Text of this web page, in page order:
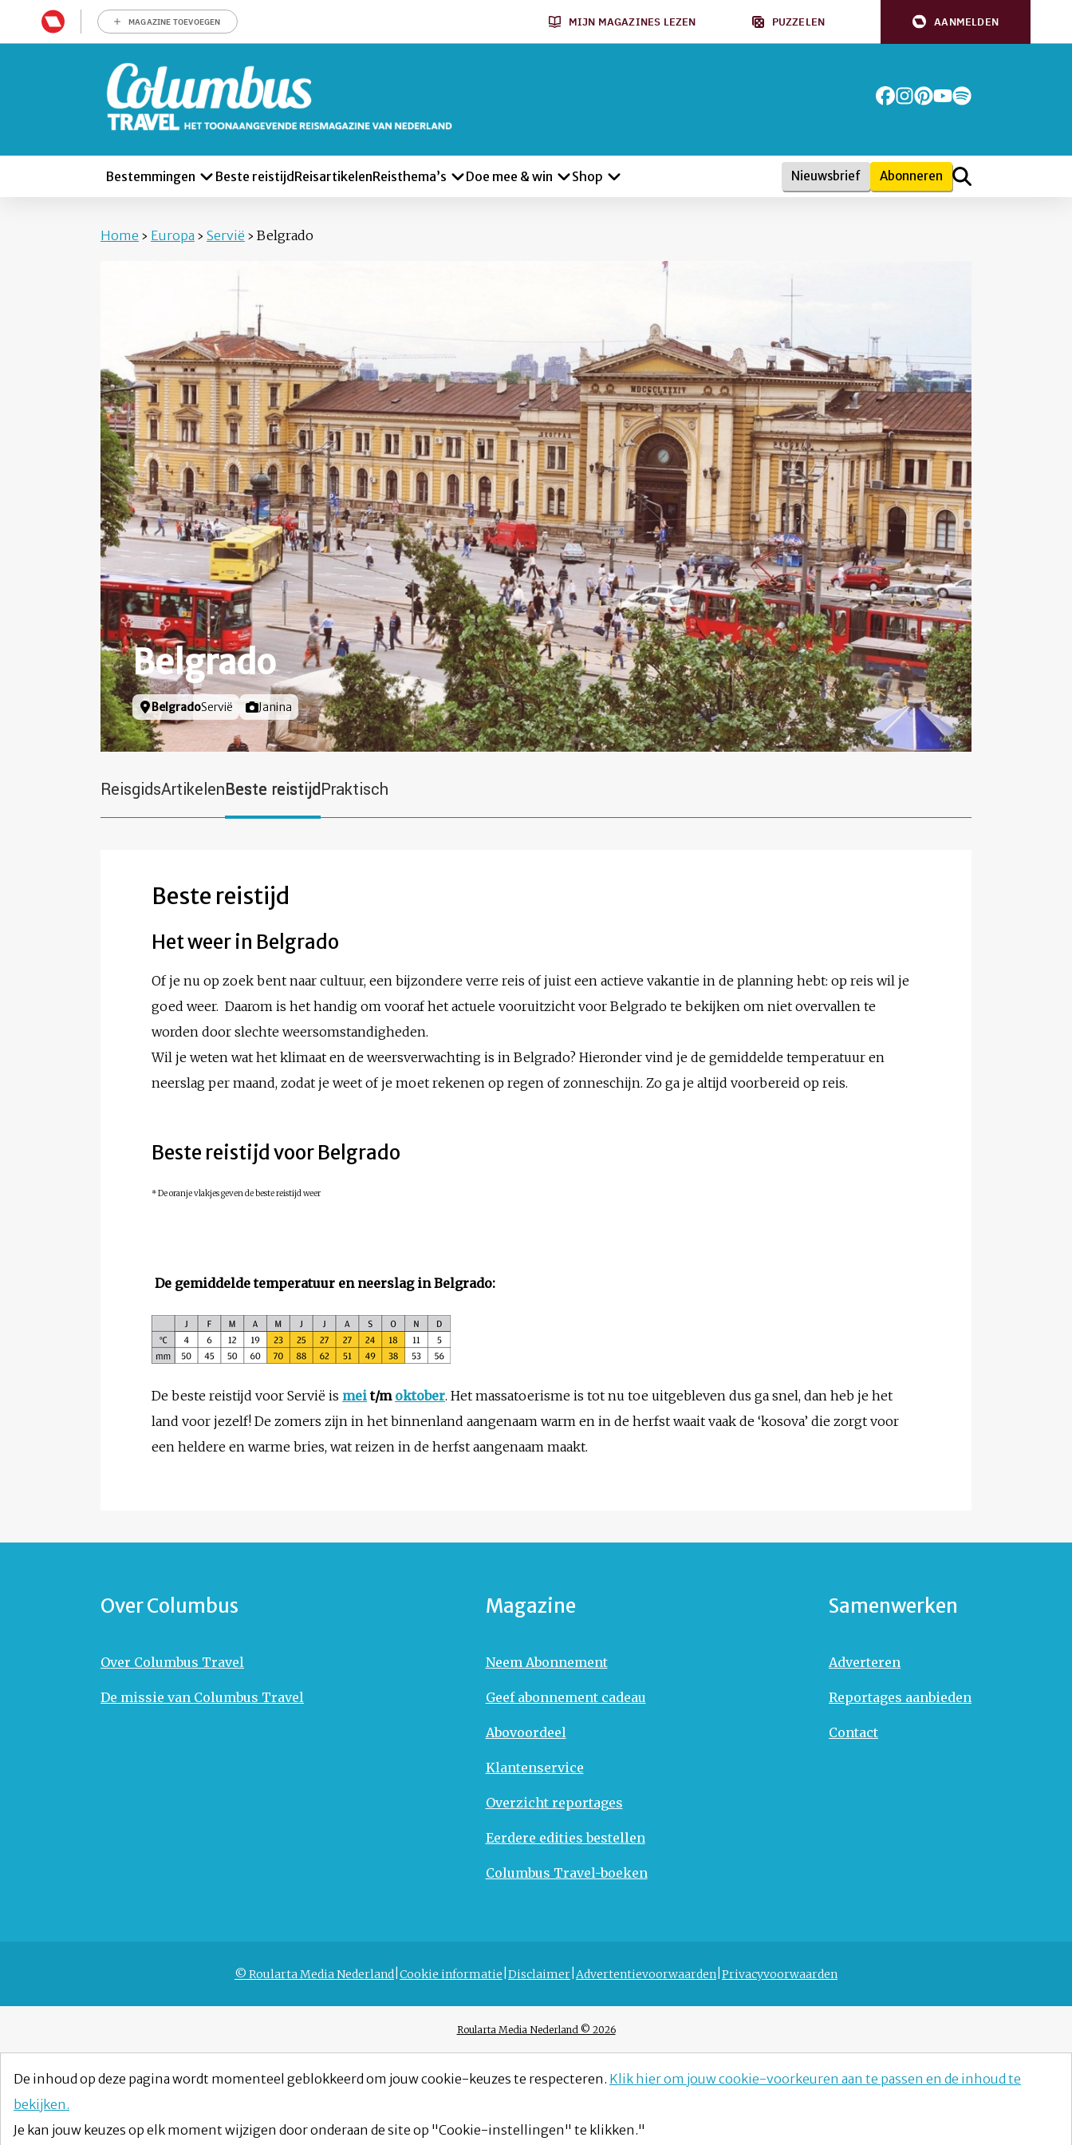
MAGAZINE TOEVOEGEN MIJN MAGAZINES LEZEN PUZZELEN AANMELDEN
Bestemmingen Beste reistijd ReisartikelenReisthema’s Doe mee & win Shop Nieuwsbrief Abonneren
Home › Europa › Servië › Belgrado
Belgrado
Locatie
BelgradoServië Foto door
Janina
ReisgidsArtikelenBeste reistijdPraktisch
Beste reistijd
Het weer in Belgrado
Of je nu op zoek bent naar cultuur, een bijzondere verre reis of juist een actieve vakantie in de planning hebt: op reis wil je
goed weer. Daarom is het handig om vooraf het actuele vooruitzicht voor Belgrado te bekijken om niet overvallen te
worden door slechte weersomstandigheden.
Wil je weten wat het klimaat en de weersverwachting is in Belgrado? Hieronder vind je de gemiddelde temperatuur en
neerslag per maand, zodat je weet of je moet rekenen op regen of zonneschijn. Zo ga je altijd voorbereid op reis.
Beste reistijd voor Belgrado
* De oranje vlakjes geven de beste reistijd weer
De gemiddelde temperatuur en neerslag in Belgrado:
De beste reistijd voor Servië is meit/m oktober. Het massatoerisme is tot nu toe uitgebleven dus ga snel, dan heb je het
land voor jezelf! De zomers zijn in het binnenland aangenaam warm en in de herfst waait vaak de ‘kosova’ die zorgt voor
een heldere en warme bries, wat reizen in de herfst aangenaam maakt.
Over Columbus
Over Columbus Travel
De missie van Columbus Travel
Magazine
Neem Abonnement
Geef abonnement cadeau
Abovoordeel
Klantenservice
Overzicht reportages
Eerdere edities bestellen
Columbus Travel-boeken
Samenwerken
Adverteren
Reportages aanbieden
Contact
© Roularta Media Nederland Cookie informatie Disclaimer Advertentievoorwaarden Privacyvoorwaarden
Roularta Media Nederland © 2026
De inhoud op deze pagina wordt momenteel geblokkeerd om jouw cookie-keuzes te respecteren. Klik hier om jouw cookie-voorkeuren aan te passen en de inhoud te
bekijken.
Je kan jouw keuzes op elk moment wijzigen door onderaan de site op "Cookie-instellingen" te klikken."